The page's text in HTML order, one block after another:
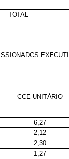
TOTAL
CCE-UNITÁRIO
6,27
2,12
2,30
1,27